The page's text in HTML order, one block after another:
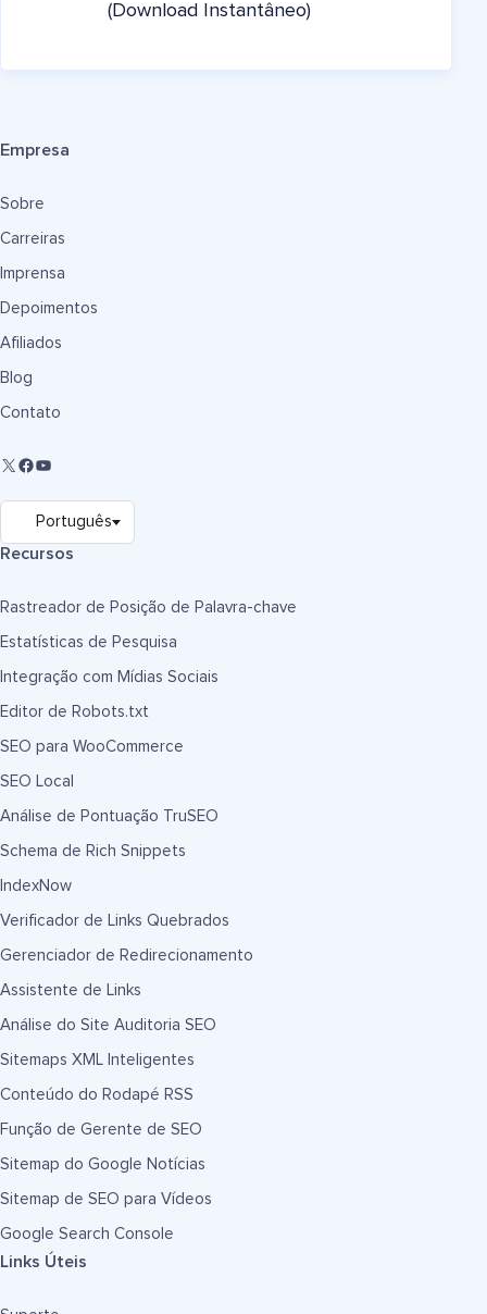
(Download Instantâneo)
Empresa
Sobre
Carreiras
Imprensa
Depoimentos
Afiliados
Blog
Contato
Recursos
Rastreador de Posição de Palavra-chave
Estatísticas de Pesquisa
Integração com Mídias Sociais
Editor de Robots.txt
SEO para WooCommerce
SEO Local
Análise de Pontuação TruSEO
Schema de Rich Snippets
IndexNow
Verificador de Links Quebrados
Gerenciador de Redirecionamento
Assistente de Links
Análise do Site Auditoria SEO
Sitemaps XML Inteligentes
Conteúdo do Rodapé RSS
Função de Gerente de SEO
Sitemap do Google Notícias
Sitemap de SEO para Vídeos
Google Search Console
Links Úteis